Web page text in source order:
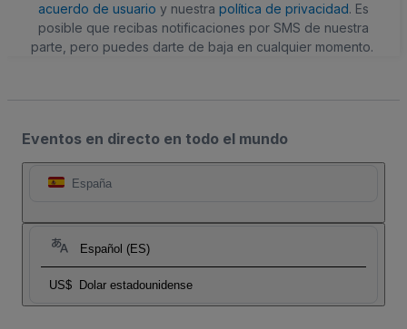
acuerdo de usuario y nuestra política de privacidad. Es
posible que recibas notificaciones por SMS de nuestra
parte, pero puedes darte de baja en cualquier momento.
Eventos en directo en todo el mundo
España
Español (ES)
US$ Dolar estadounidense